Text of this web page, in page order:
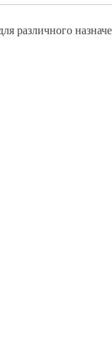
различного